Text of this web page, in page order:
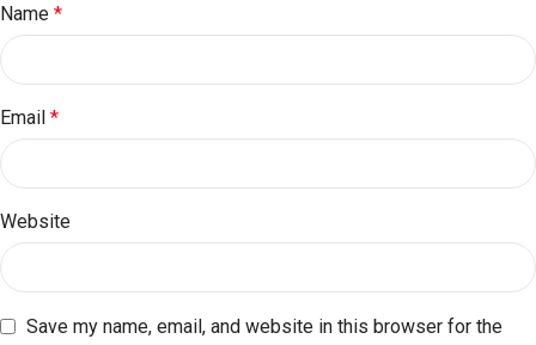
Name *
Email *
Website
Save my name, email, and website in this browser for the